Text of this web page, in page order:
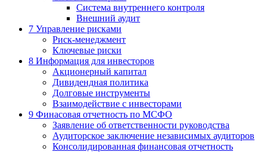
Система внутреннего контроля
Внешний аудит
7 Управление рисками
Риск-менеджмент
Ключевые риски
8 Информация для инвесторов
Акционерный капитал
Дивидендная политика
Долговые инструменты
Взаимодействие с инвеcторами
9 Финасовая отчетность по МСФО
Заявление об ответственности руководства
Аудиторское заключение независимых аудиторов
Консолидированная финансовая отчетность